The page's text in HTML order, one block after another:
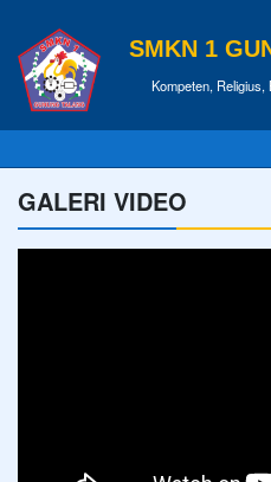
SMKN 1
Kompeten,
GALERI VIDEO